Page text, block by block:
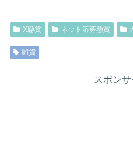
X懸賞 ネット応募懸賞
雑貨
スポン